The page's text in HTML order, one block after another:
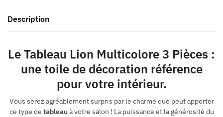
Description
Le Tableau Lion Multicolore 3 Pièces :
une toile de décoration référence
pour votre intérieur.
Vous serez agréablement surpris par le charme que peut apporter
ce type de tableauà votre salon ! La puissance et la générosité du